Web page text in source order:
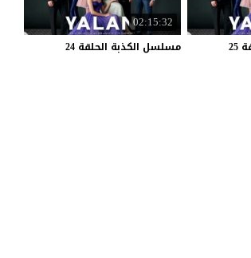
25
02:15:32
مسلسل الكذبة الحلقة 24